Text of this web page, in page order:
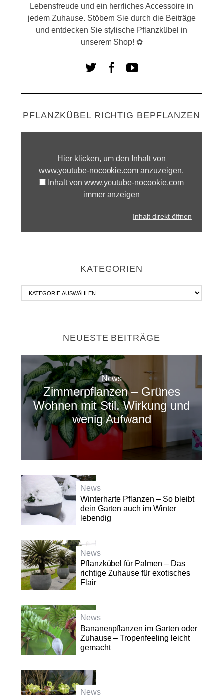
Lebensfreude und ein herrliches Accessoire in
jedem Zuhause. Stöbern Sie durch die Beiträge
und entdecken Sie stylische Pflanzkübel in
unserem Shop! ✿
PFLANZKÜBEL RICHTIG BEPFLANZEN
Hier klicken, um den Inhalt von
www.youtube-nocookie.com anzuzeigen.
Inhalt von www.youtube-nocookie.com
immer anzeigen
Inhalt direkt öffnen
KATEGORIEN
NEUESTE BEITRÄGE
News
Zimmerpflanzen – Grünes
Wohnen mit Stil, Wirkung und
wenig Aufwand
News
Winterharte Pflanzen – So bleibt
dein Garten auch im Winter
lebendig
News
Pflanzkübel für Palmen – Das
richtige Zuhause für exotisches
Flair
News
Bananenpflanzen im Garten oder
Zuhause – Tropenfeeling leicht
gemacht
News